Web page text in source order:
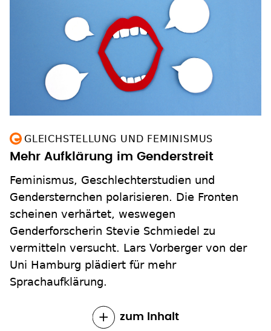
GLEICHSTELLUNG UND FEMINISMUS
Mehr Aufklärung im Genderstreit
Feminismus, Geschlechterstudien und
Gendersternchen polarisieren. Die Fronten
scheinen verhärtet, weswegen
Genderforscherin Stevie Schmiedel zu
vermitteln versucht. Lars Vorberger von der
Uni Hamburg plädiert für mehr
Sprachaufklärung.
zum Inhalt